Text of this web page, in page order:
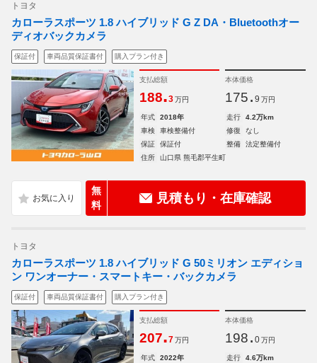
トヨタ
カローラスポーツ 1.8 ハイブリッド G Z DA・Bluetoothオー
ディオバックカメラ
保証付 車両品質保証書付 購入プラン付き
支払総額
188.3 万円
本体価格
175. 9 万円
年式 2018年 走行
4.2万km
車検
車検整備付 修復
なし
保証
保証付 整備
法定整備付
住所
山口県 熊毛郡平生町
無
料
見積もり・在庫確認
トヨタ
カローラスポーツ 1.8 ハイブリッド G 50ミリオン エディショ
ン ワンオーナー・スマートキー・バックカメラ
保証付 車両品質保証書付 購入プラン付き
支払総額
207.7 万円
本体価格
198. 0 万円
年式 2022年 走行
4.6万km